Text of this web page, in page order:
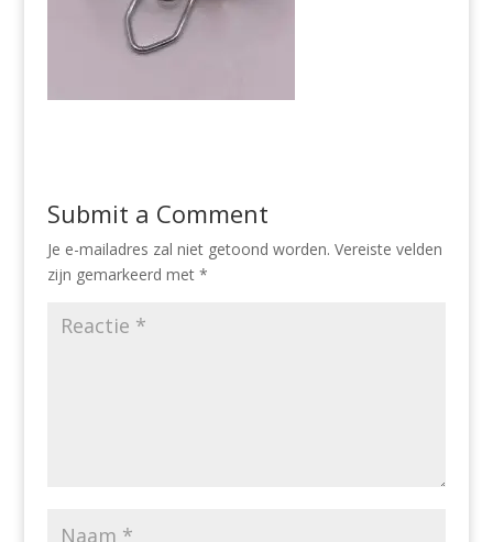
Submit a Comment
Je e-mailadres zal niet getoond worden. Vereiste velden
zijn gemarkeerd met *